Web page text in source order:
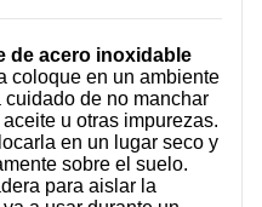
de acero inoxidable
coloque en un ambiente
cuidado de no manchar
u otras impurezas.
en un lugar seco y
sobre el suelo.
para aislar la